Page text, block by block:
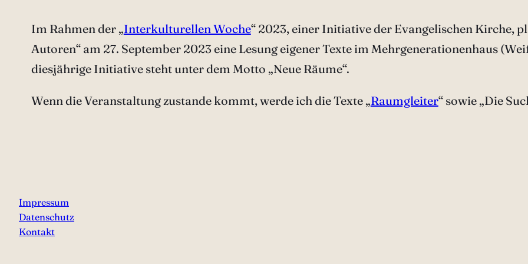
Im Rahmen der „Interkulturellen Woche“ 2023, einer Initiative der Evangelischen Kirche,
Autoren“ am 27. September 2023 eine Lesung eigener Texte im Mehrgenerationenhaus
diesjährige Initiative steht unter dem Motto „Neue Räume“.
Wenn die Veranstaltung zustande kommt, werde ich die Texte „Raumgleiter“ sowie „Die
Impressum
Datenschutz
Kontakt